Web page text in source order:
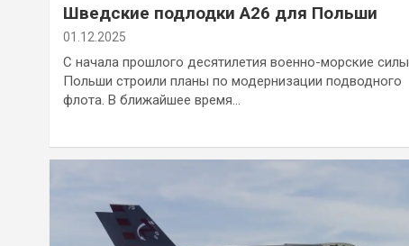
Шведские подлодки A26 для Польши
01.12.2025
С начала прошлого десятилетия военно-морские силы
Польши строили планы по модернизации подводного
флота. В ближайшее время…